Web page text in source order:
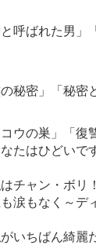
呼ばれた男
秘密」「秘密
ウの巣」「復
たはひどいで
チャン・ボリ
涙もなく～デ
いちばん綺麗